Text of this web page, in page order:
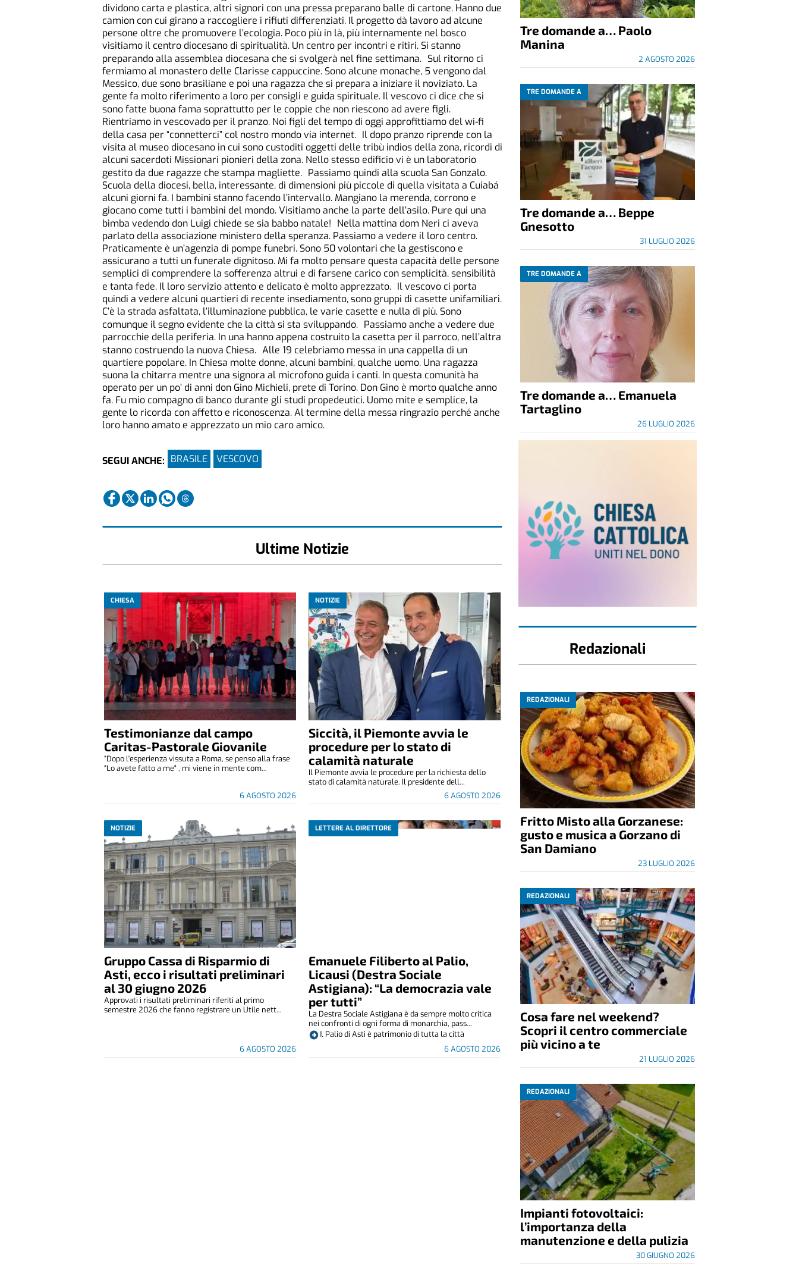
dividono carta e plastica, altri signori con una pressa preparano balle di cartone. Hanno due
camion con cui girano a raccogliere i rifiuti differenziati. Il progetto dà lavoro ad alcune
persone oltre che promuovere l’ecologia. Poco più in là, più internamente nel bosco
visitiamo il centro diocesano di spiritualità. Un centro per incontri e ritiri. Si stanno
preparando alla assemblea diocesana che si svolgerà nel fine settimana. Sul ritorno ci
fermiamo al monastero delle Clarisse cappuccine. Sono alcune monache, 5 vengono dal
Messico, due sono brasiliane e poi una ragazza che si prepara a iniziare il noviziato. La
gente fa molto riferimento a loro per consigli e guida spirituale. Il vescovo ci dice che si
sono fatte buona fama soprattutto per le coppie che non riescono ad avere figli.
Rientriamo in vescovado per il pranzo. Noi figli del tempo di oggi approfittiamo del wi-fi
della casa per “connetterci” col nostro mondo via internet. Il dopo pranzo riprende con la
visita al museo diocesano in cui sono custoditi oggetti delle tribù indios della zona, ricordi di
alcuni sacerdoti Missionari pionieri della zona. Nello stesso edificio vi è un laboratorio
gestito da due ragazze che stampa magliette. Passiamo quindi alla scuola San Gonzalo.
Scuola della diocesi, bella, interessante, di dimensioni più piccole di quella visitata a Cuiabá
alcuni giorni fa. I bambini stanno facendo l’intervallo. Mangiano la merenda, corrono e
giocano come tutti i bambini del mondo. Visitiamo anche la parte dell’asilo. Pure qui una
bimba vedendo don Luigi chiede se sia babbo natale! Nella mattina dom Neri ci aveva
parlato della associazione ministero della speranza. Passiamo a vedere il loro centro.
Praticamente è un’agenzia di pompe funebri. Sono 50 volontari che la gestiscono e
assicurano a tutti un funerale dignitoso. Mi fa molto pensare questa capacità delle persone
semplici di comprendere la sofferenza altrui e di farsene carico con semplicità, sensibilità
e tanta fede. Il loro servizio attento e delicato è molto apprezzato. Il vescovo ci porta
quindi a vedere alcuni quartieri di recente insediamento, sono gruppi di casette unifamiliari.
C’è la strada asfaltata, l’illuminazione pubblica, le varie casette e nulla di più. Sono
comunque il segno evidente che la città si sta sviluppando. Passiamo anche a vedere due
parrocchie della periferia. In una hanno appena costruito la casetta per il parroco, nell’altra
stanno costruendo la nuova Chiesa. Alle 19 celebriamo messa in una cappella di un
quartiere popolare. In Chiesa molte donne, alcuni bambini, qualche uomo. Una ragazza
suona la chitarra mentre una signora al microfono guida i canti. In questa comunità ha
operato per un po’ di anni don Gino Michieli, prete di Torino. Don Gino è morto qualche anno
fa. Fu mio compagno di banco durante gli studi propedeutici. Uomo mite e semplice, la
gente lo ricorda con affetto e riconoscenza. Al termine della messa ringrazio perché anche
loro hanno amato e apprezzato un mio caro amico.
SEGUI ANCHE: BRASILE VESCOVO
Ultime Notizie
CHIESA
Testimonianze dal campo
Caritas-Pastorale Giovanile
6 AGOSTO 2026
“Dopo l'esperienza vissuta a Roma, se penso alla frase
“Lo avete fatto a me" , mi viene in mente com...
NOTIZIE
Siccità, il Piemonte avvia le
procedure per lo stato di
calamità naturale
6 AGOSTO 2026
Il Piemonte avvia le procedure per la richiesta dello
stato di calamità naturale. Il presidente dell...
NOTIZIE
Gruppo Cassa di Risparmio di
Asti, ecco i risultati preliminari
al 30 giugno 2026
6 AGOSTO 2026
Approvati i risultati preliminari riferiti al primo
semestre 2026 che fanno registrare un Utile nett...
LETTERE AL DIRETTORE
Emanuele Filiberto al Palio,
Licausi (Destra Sociale
Astigiana): “La democrazia vale
per tutti”
6 AGOSTO 2026
La Destra Sociale Astigiana è da sempre molto critica
nei confronti di ogni forma di monarchia, pass...
Il Palio di Asti è patrimonio di tutta la città
Tre domande a… Paolo
Manina
2 AGOSTO 2026
TRE DOMANDE A
Tre domande a… Beppe
Gnesotto
31 LUGLIO 2026
TRE DOMANDE A
Tre domande a… Emanuela
Tartaglino
26 LUGLIO 2026
Redazionali
REDAZIONALI
Fritto Misto alla Gorzanese:
gusto e musica a Gorzano di
San Damiano
23 LUGLIO 2026
REDAZIONALI
Cosa fare nel weekend?
Scopri il centro commerciale
più vicino a te
21 LUGLIO 2026
REDAZIONALI
Impianti fotovoltaici:
l’importanza della
manutenzione e della pulizia
30 GIUGNO 2026